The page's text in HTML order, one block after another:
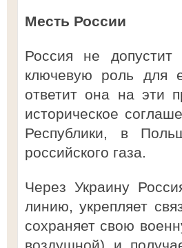
Месть России
Россия не
ключевую роль для
ответит она на эти
историческое
Республики, в
российского газа.
Через Украину
линию, укрепляет
сохраняет свою